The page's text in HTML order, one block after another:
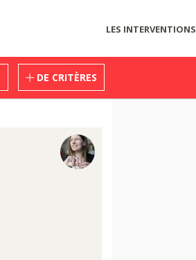
LES INTERVENTIONS
DE CRITÈRES